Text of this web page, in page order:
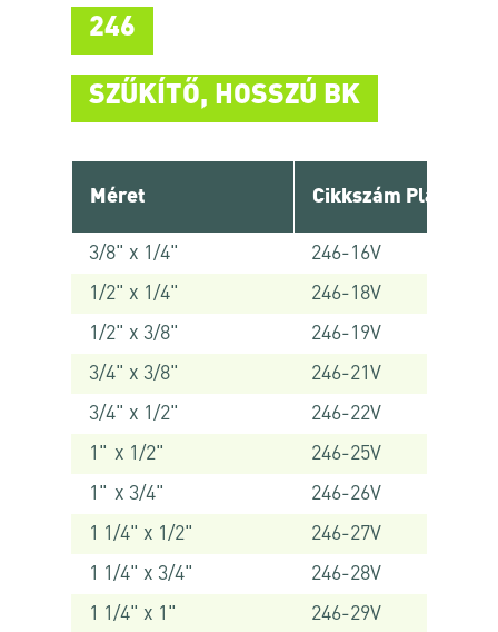
246
SZŰKÍTŐ, HOSSZÚ BK
Méret Cikkszám Platinum
3/8" x 1/4"
246-16V
1/2" x 1/4"
246-18V
1/2" x 3/8"
246-19V
3/4" x 3/8"
246-21V
3/4" x 1/2"
246-22V
1" x 1/2"
246-25V
1" x 3/4"
246-26V
1 1/4" x 1/2"
246-27V
1 1/4" x 3/4"
246-28V
1 1/4" x 1"
246-29V